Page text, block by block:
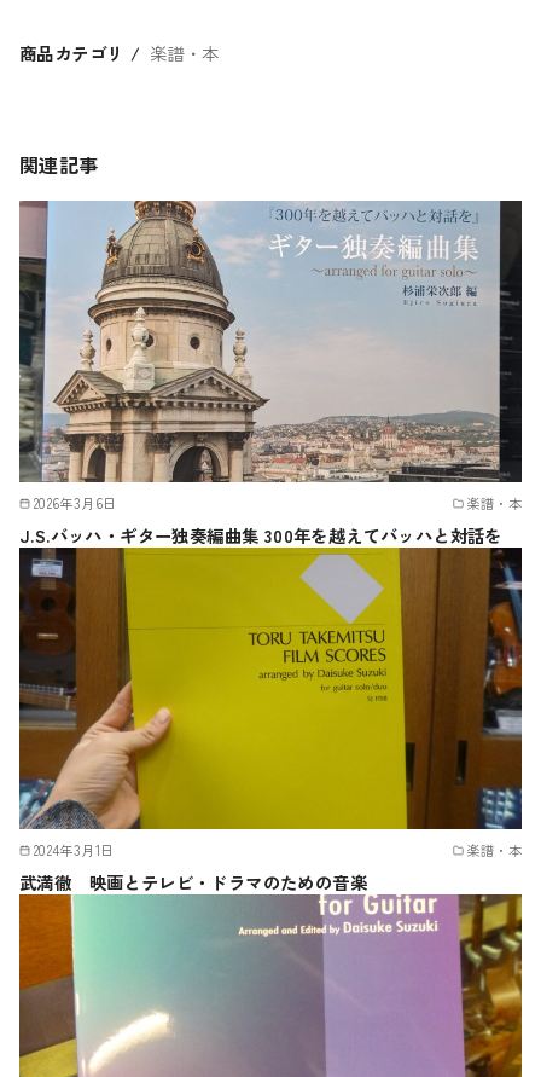
商品カテゴリ 楽譜・本
関連記事
2026年3月6日 楽譜・本
J.S.バッハ・ギター独奏編曲集 300年を越えてバッハと対話を
2024年3月1日 楽譜・本
武満徹 映画とテレビ・ドラマのための音楽